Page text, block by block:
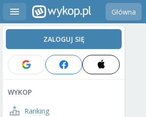
Główna
ZALOGUJ SIĘ
WYKOP
Ranking